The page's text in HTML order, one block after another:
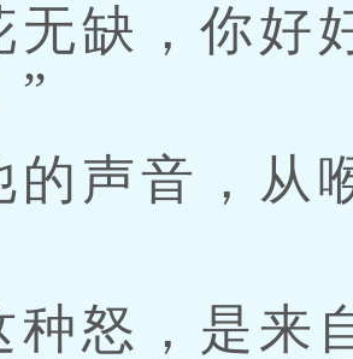
无缺，你好
”
音，从喉
，是来自